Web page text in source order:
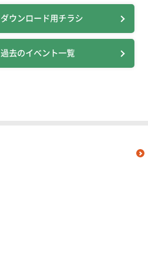
ダウンロード用チラシ
過去のイベント一覧